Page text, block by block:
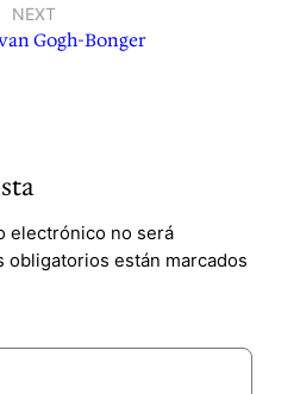
NEXT
Gogh-Bonger
electrónico no será
obligatorios están marcados